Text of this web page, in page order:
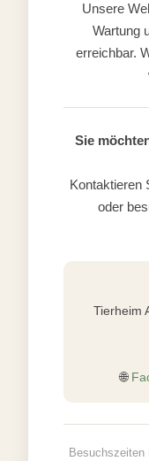
Unsere
Wartung
erreichbar.
Sie
Kontaktieren
oder
Tierheim
🌐
Besuchszeiten